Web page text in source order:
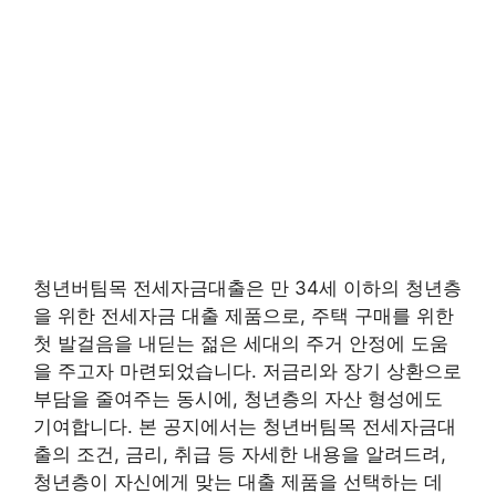
청년버팀목 전세자금대출은 만 34세 이하의 청년층
을 위한 전세자금 대출 제품으로, 주택 구매를 위한
첫 발걸음을 내딛는 젊은 세대의 주거 안정에 도움
을 주고자 마련되었습니다. 저금리와 장기 상환으로
부담을 줄여주는 동시에, 청년층의 자산 형성에도
기여합니다. 본 공지에서는 청년버팀목 전세자금대
출의 조건, 금리, 취급 등 자세한 내용을 알려드려,
청년층이 자신에게 맞는 대출 제품을 선택하는 데